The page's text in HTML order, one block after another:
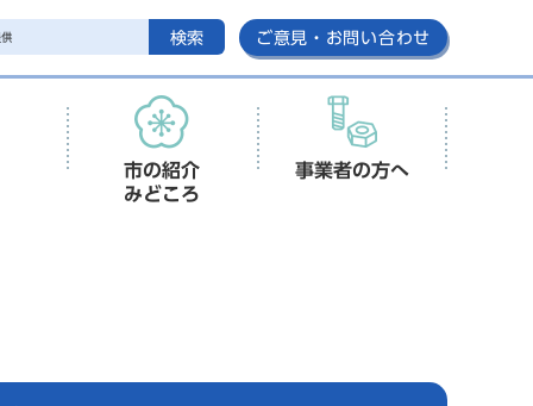
検索 ご意見・お問い合わせ
市の紹介
みどころ
事業者の方へ